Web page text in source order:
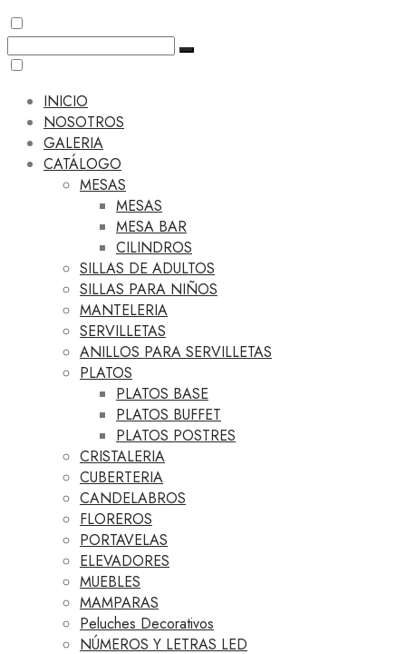
INICIO
NOSOTROS
GALERIA
CATÁLOGO
MESAS
MESAS
MESA BAR
CILINDROS
SILLAS DE ADULTOS
SILLAS PARA NIÑOS
MANTELERIA
SERVILLETAS
ANILLOS PARA SERVILLETAS
PLATOS
PLATOS BASE
PLATOS BUFFET
PLATOS POSTRES
CRISTALERIA
CUBERTERIA
CANDELABROS
FLOREROS
PORTAVELAS
ELEVADORES
MUEBLES
MAMPARAS
Peluches Decorativos
NÚMEROS Y LETRAS LED